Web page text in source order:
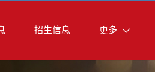
招生信息 更多